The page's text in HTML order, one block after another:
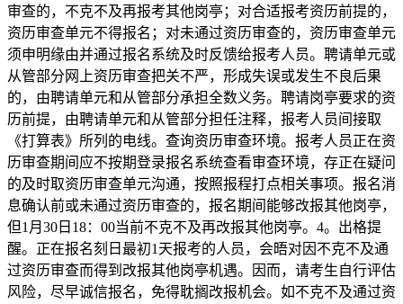
审查的，不克不及再报考其他岗亭；对合适报考资历前提的，
资历审查单元不得报名；对未通过资历审查的，资历审查单元
须申明缘由并通过报名系统及时反馈给报考人员。聘请单元或
从管部分网上资历审查把关不严，形成失误或发生不良后果
的，由聘请单元和从管部分承担全数义务。聘请岗亭要求的资
历前提，由聘请单元和从管部分担任注释，报考人员间接取
《打算表》所列的电线。查询资历审查环境。报考人员正在资
历审查期间应不按期登录报名系统查看审查环境，存正在疑问
的及时取资历审查单元沟通，按照报程打点相关事项。报名消
息确认前或未通过资历审查的，报名期间能够改报其他岗亭，
但1月30日18：00当前不克不及再改报其他岗亭。4。出格提
醒。正在报名刻日最初1天报考的人员，会晤对因不克不及通
过资历审查而得到改报其他岗亭机遇。因而，请考生自行评估
风险，尽早诚信报名，免得耽搁改报机会。如不克不及通过资